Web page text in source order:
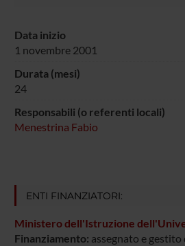
Data inizio
1 novembre 2001
Durata (mesi)
24
Responsabili (o referenti locali)
Menestrina Fabio
ENTI FINANZIATORI:
Ministero dell'Istruzione
Finanziamento: assegnato e